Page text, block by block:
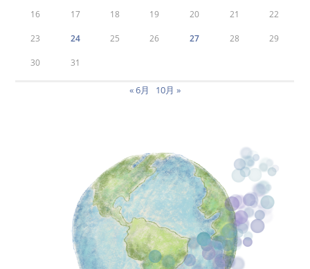
16 17 18 19 20 21 22
23 24 25 26 27 28 29
30 31
« 6月 10月 »